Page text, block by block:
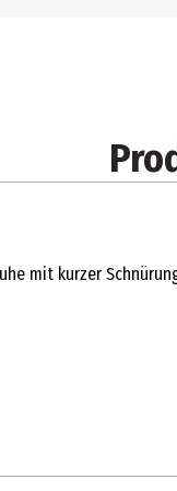
mit kurzer